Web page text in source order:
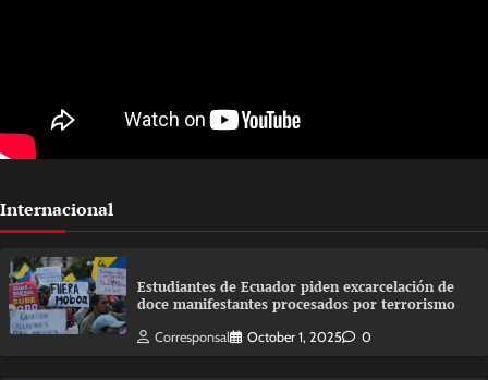
Internacional
Estudiantes de Ecuador piden excarcelación de
doce manifestantes procesados por terrorismo
Corresponsal October 1, 2025 0